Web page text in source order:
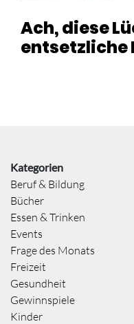
Ach, diese
entsetzliche
Kategorien
Beruf & Bildung
Bücher
Essen & Trinken
Events
Frage des Monats
Freizeit
Gesundheit
Gewinnspiele
Kinder